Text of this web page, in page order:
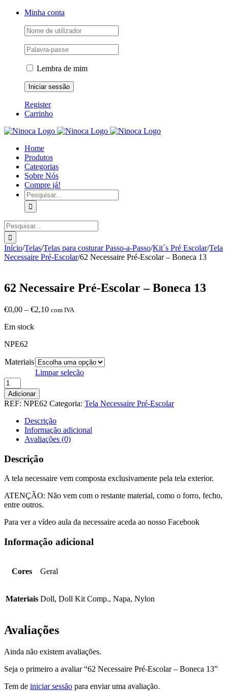
Skip
Facebook
Instagram
YouTubeMinha conta
Lembra de mim
Register
Carrinho
Home
Produtos
Categorias
Sobre Nós
Compre já!
Pesquisar
Pesquisar
Início/Telas/Telas para costurar Passo-a-Passo/Kit´s Pré Escolar/Tela
Necessaire Pré-Escolar/62 Necessaire Pré-Escolar – Boneca 13
62 Necessaire Pré-Escolar – Boneca 13
€0,00 – €2,10Price
com IVA
Em stock
NPE62
Materiais
Limpar seleção
Quantidade
de
62
Necessaire
Pré-
Escolar
Boneca
13
Adicionar
REF: NPE62 Categoria: Tela Necessaire Pré-Escolar
Descrição
Informação adicional
Avaliações (0)
Descrição
A tela necessaire vem composta exclusivamente pela tela exterior.
ATENÇÃO: Não vem com o restante material, como o forro, fecho,
entre outros.
Para ver a vídeo aula da necessaire aceda ao nosso Facebook
Informação adicional
Cores Geral
Materiais Doll, Doll Kit Comp., Napa, Nylon
Avaliações
Ainda não existem avaliações.
Seja o primeiro a avaliar “62 Necessaire Pré-Escolar – Boneca 13”
Tem de iniciar sessão para enviar uma avaliação.